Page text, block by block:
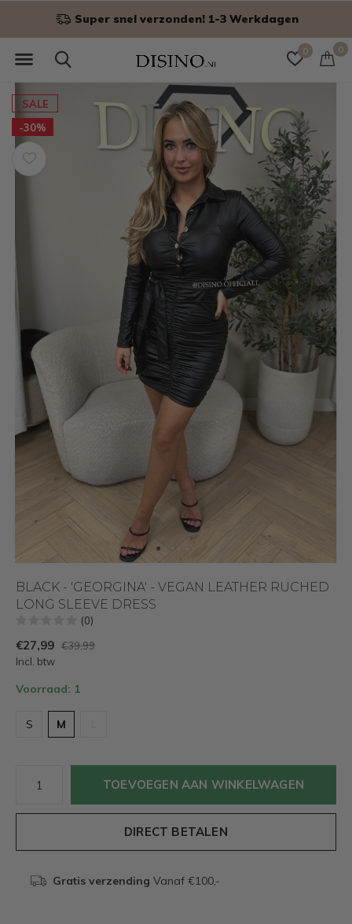
0 0
Super snel verzonden! 1-3 Werkdagen
SALE
-30%
BLACK - 'GEORGINA' - VEGAN LEATHER RUCHED
LONG SLEEVE DRESS
(0)
€27,99 €39,99
Incl. btw
Voorraad: 1
S M
TOEVOEGEN AAN WINKELWAGEN
DIRECT BETALEN
Gratis verzending Vanaf €100,-